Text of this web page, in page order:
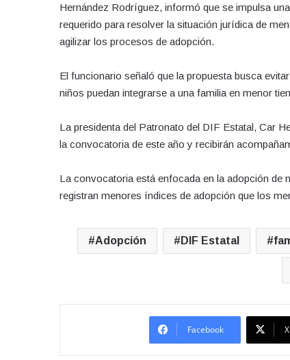
Hernández Rodríguez, informó que se impulsa
requerido para resolver la situación jurídica de
agilizar los procesos de adopción.
El funcionario señaló que la propuesta busca
niños puedan integrarse a una familia en menor
La presidenta del Patronato del DIF Estatal, Car
la convocatoria de este año y recibirán
La convocatoria está enfocada en la adopción de
registran menores índices de adopción que los
Adopción DIF Estatal
Facebook X